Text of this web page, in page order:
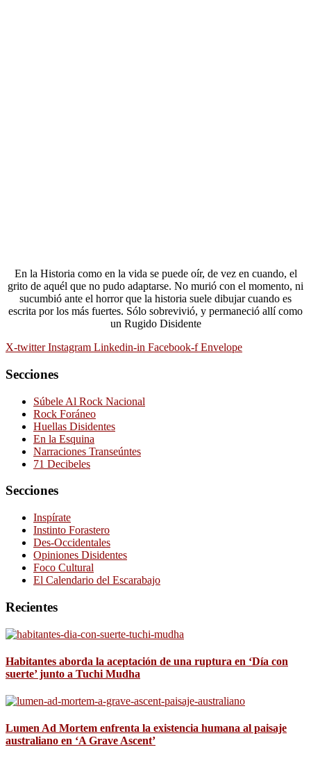
En la Historia como en la vida se puede oír, de vez en cuando, el
grito de aquél que no pudo adaptarse. No murió con el momento, ni
sucumbió ante el horror que la historia suele dibujar cuando es
escrita por los más fuertes. Sólo sobrevivió, y permaneció allí como
un Rugido Disidente
X-twitter Instagram Linkedin-in Facebook-f Envelope
Secciones
Súbele Al Rock Nacional
Rock Foráneo
Huellas Disidentes
En la Esquina
Narraciones Transeúntes
71 Decibeles
Secciones
Inspírate
Instinto Forastero
Des-Occidentales
Opiniones Disidentes
Foco Cultural
El Calendario del Escarabajo
Recientes
Habitantes aborda la aceptación de una ruptura en ‘Día con
suerte’ junto a Tuchi Mudha
Lumen Ad Mortem enfrenta la existencia humana al paisaje
australiano en ‘A Grave Ascent’